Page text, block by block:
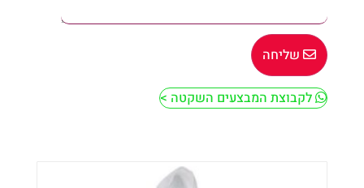
שליחה
לקבוצת המבצעים השקטה >